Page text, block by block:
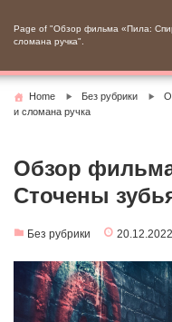
content
Page of "Обзор фильма «Пила:
сломана ручка".
Home Без рубрики
и сломана ручка
Обзор
Сточены
Без рубрики 20.12.2022